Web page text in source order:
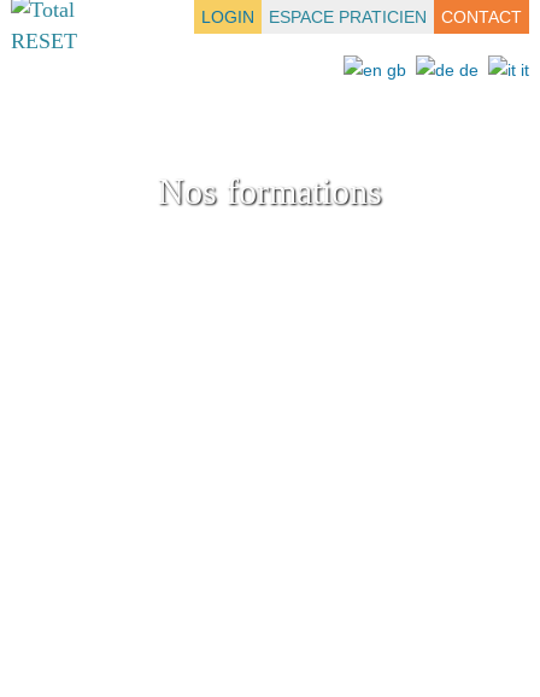
LOGIN ESPACE PRATICIEN CONTACT
Nos formations